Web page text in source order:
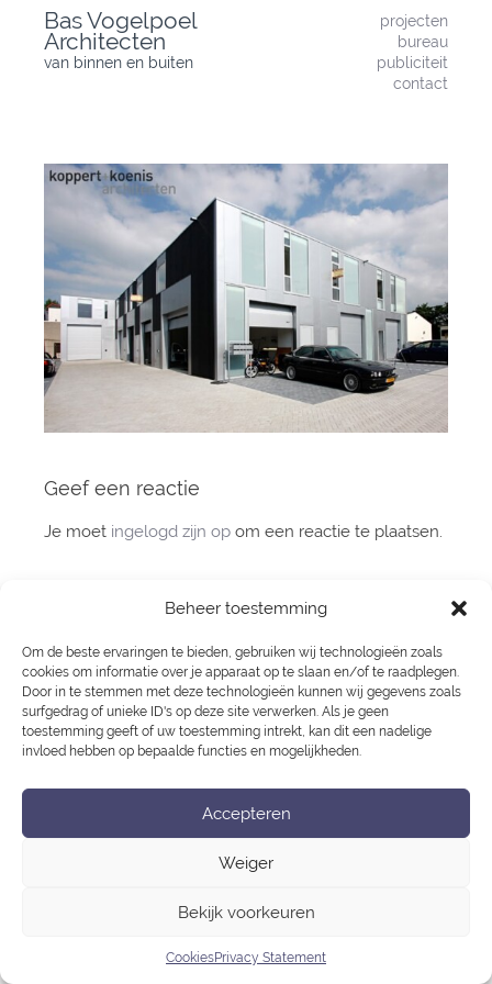
Beheer toestemming
Om de beste ervaringen te bieden, gebruiken wij technologieën zoals
cookies om informatie over je apparaat op te slaan en/of te raadplegen.
Door in te stemmen met deze technologieën kunnen wij gegevens zoals
surfgedrag of unieke ID's op deze site verwerken. Als je geen
toestemming geeft of uw toestemming intrekt, kan dit een nadelige
invloed hebben op bepaalde functies en mogelijkheden.
Accepteren
Weiger
Bekijk voorkeuren
CookiesPrivacy Statement
content
Bas Vogelpoel
Architecten
van binnen en buiten
projecten
bureau
publiciteit
contact
Geef een reactie
Je moet ingelogd zijn op om een reactie te plaatsen.
Privacy Statement